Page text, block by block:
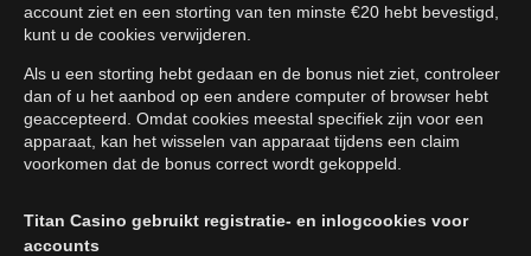
account ziet en een storting van ten minste €20 hebt bevestigd,
kunt u de cookies verwijderen.
Als u een storting hebt gedaan en de bonus niet ziet, controleer
dan of u het aanbod op een andere computer of browser hebt
geaccepteerd. Omdat cookies meestal specifiek zijn voor een
apparaat, kan het wisselen van apparaat tijdens een claim
voorkomen dat de bonus correct wordt gekoppeld.
Titan Casino gebruikt registratie- en inlogcookies voor
accounts